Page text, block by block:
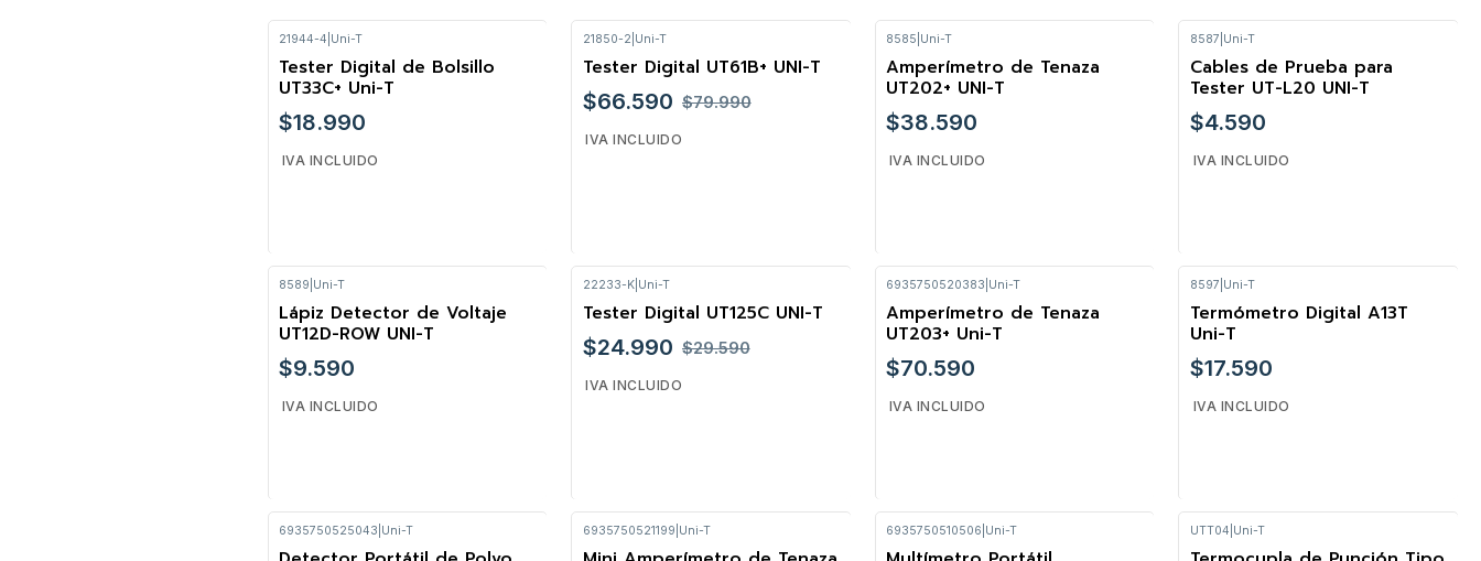
21944-4 Uni-T
Tester Digital de Bolsillo
UT33C+ Uni-T
$18.990
IVA INCLUIDO
-17%
21850-2 Uni-T
Tester Digital UT61B+ UNI-T
$66.590 $79.990
IVA INCLUIDO
8585 Uni-T
Amperímetro de Tenaza
UT202+ UNI-T
$38.590
IVA INCLUIDO
8587 Uni-T
Cables de Prueba para
Tester UT-L20 UNI-T
$4.590
IVA INCLUIDO
8589 Uni-T
Lápiz Detector de Voltaje
UT12D-ROW UNI-T
$9.590
IVA INCLUIDO
-16%
22233-K| Uni-T
Tester Digital UT125C UNI-T
$24.990 $29.590
IVA INCLUIDO
6935750520383 Uni-T
Amperímetro de Tenaza
UT203+ Uni-T
$70.590
IVA INCLUIDO
8597 Uni-T
Termómetro Digital A13T
Uni-T
$17.590
IVA INCLUIDO
6935750525043 Uni-T 6935750521199 Uni-T 6935750510506 Uni-T UTT04 Uni-T